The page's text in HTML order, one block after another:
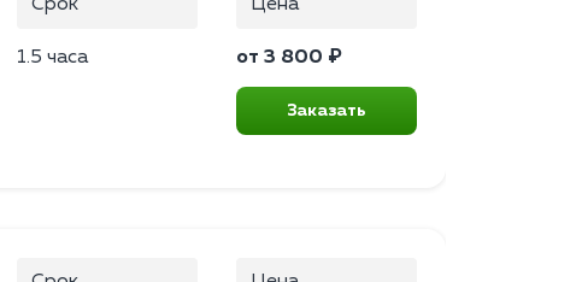
Срок
1.5 часа
Цена
от 3 800 ₽
Заказать